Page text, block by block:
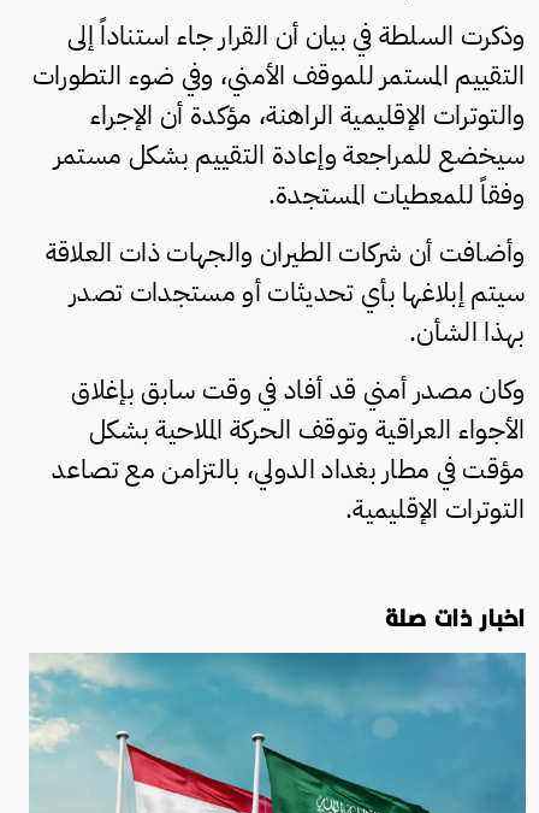
وذكرت السلطة في بيان أن القرار جاء استناداً إلى
التقييم المستمر للموقف الأمني، وفي ضوء التطورات
والتوترات الإقليمية الراهنة، مؤكدة أن الإجراء
سيخضع للمراجعة وإعادة التقييم بشكل مستمر
وفقاً للمعطيات المستجدة.
وأضافت أن شركات الطيران والجهات ذات العلاقة
سيتم إبلاغها بأي تحديثات أو مستجدات تصدر
بهذا الشأن.
وكان مصدر أمني قد أفاد في وقت سابق بإغلاق
الأجواء العراقية وتوقف الحركة الملاحية بشكل
مؤقت في مطار بغداد الدولي، بالتزامن مع تصاعد
التوترات الإقليمية.
اخبار ذات صلة